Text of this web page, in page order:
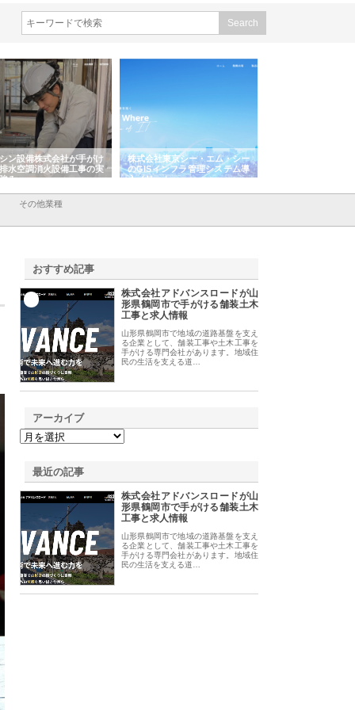
ン設備株式会社が手がけ
水空調消火設備工事の実
み
株式会社東京シー・エム・シー
のGISインフラ管理システム導
入メリット
その他業種
おすすめ記事
株式会社アドバンスロードが山
形県鶴岡市で手がける舗装土木
工事と求人情報
山形県鶴岡市で地域の道路基盤を支え
る企業として、舗装工事や土木工事を
手がける専門会社があります。地域住
民の生活を支える道…
アーカイブ
最近の記事
株式会社アドバンスロードが山
形県鶴岡市で手がける舗装土木
工事と求人情報
山形県鶴岡市で地域の道路基盤を支え
る企業として、舗装工事や土木工事を
手がける専門会社があります。地域住
民の生活を支える道…